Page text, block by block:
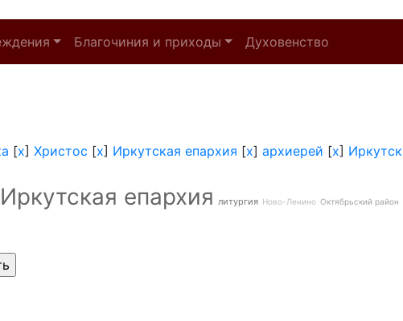
Благочиния и приходы Духовенство
[x] Христос [x] Иркутская епархия [x] архиерей [x] Иркутск
Иркутская епархия литургия Ново-Ленино Октябрьский район